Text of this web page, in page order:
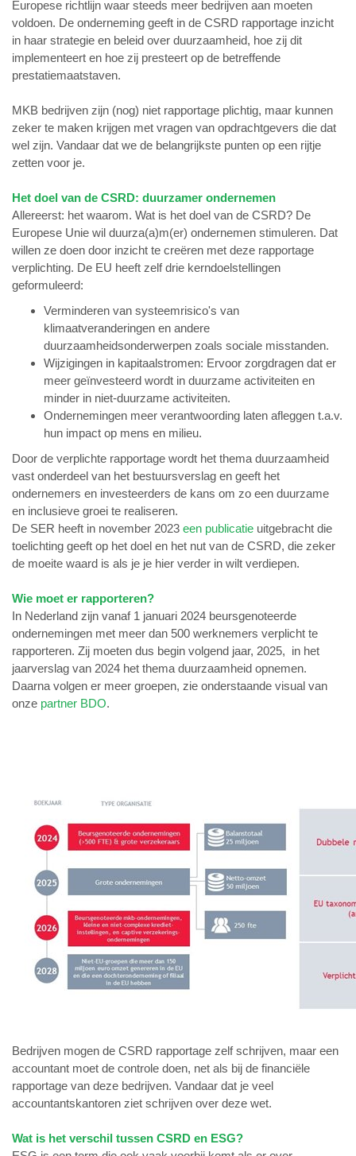
Europese richtlijn waar steeds meer bedrijven aan moeten
voldoen. De onderneming geeft in de CSRD rapportage inzicht
in haar strategie en beleid over duurzaamheid, hoe zij dit
implementeert en hoe zij presteert op de betreffende
prestatiemaatstaven.
MKB bedrijven zijn (nog) niet rapportage plichtig, maar kunnen
zeker te maken krijgen met vragen van opdrachtgevers die dat
wel zijn. Vandaar dat we de belangrijkste punten op een rijtje
zetten voor je.
Het doel van de CSRD: duurzamer ondernemen
Allereerst: het waarom. Wat is het doel van de CSRD? De
Europese Unie wil duurza(a)m(er) ondernemen stimuleren. Dat
willen ze doen door inzicht te creëren met deze rapportage
verplichting. De EU heeft zelf drie kerndoelstellingen
geformuleerd:
Verminderen van systeemrisico's van
klimaatveranderingen en andere
duurzaamheidsonderwerpen zoals sociale misstanden.
Wijzigingen in kapitaalstromen: Ervoor zorgdragen dat er
meer geïnvesteerd wordt in duurzame activiteiten en
minder in niet-duurzame activiteiten.
Ondernemingen meer verantwoording laten afleggen t.a.v.
hun impact op mens en milieu.
Door de verplichte rapportage wordt het thema duurzaamheid
vast onderdeel van het bestuursverslag en geeft het
ondernemers en investeerders de kans om zo een duurzame
en inclusieve groei te realiseren.
De SER heeft in november 2023 een publicatie uitgebracht die
toelichting geeft op het doel en het nut van de CSRD, die zeker
de moeite waard is als je je hier verder in wilt verdiepen.
Wie moet er rapporteren?
In Nederland zijn vanaf 1 januari 2024 beursgenoteerde
ondernemingen met meer dan 500 werknemers verplicht te
rapporteren. Zij moeten dus begin volgend jaar, 2025, in het
jaarverslag van 2024 het thema duurzaamheid opnemen.
Daarna volgen er meer groepen, zie onderstaande visual van
onze partner BDO.
Bedrijven mogen de CSRD rapportage zelf schrijven, maar een
accountant moet de controle doen, net als bij de financiële
rapportage van deze bedrijven. Vandaar dat je veel
accountantskantoren ziet schrijven over deze wet.
Wat is het verschil tussen CSRD en ESG?